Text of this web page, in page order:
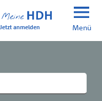
Jetzt anmelden Menü